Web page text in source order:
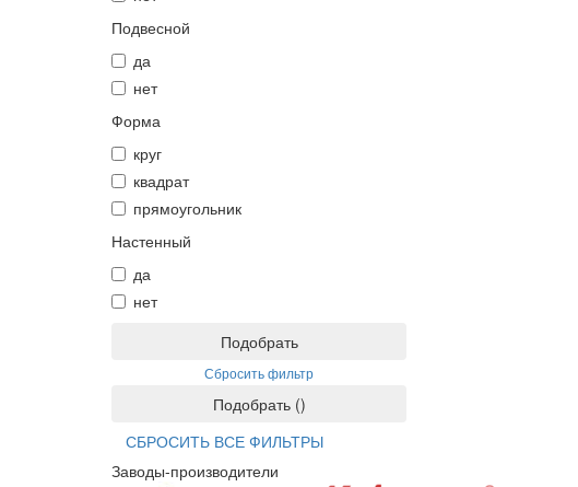
Подвесной
да
нет
Форма
круг
квадрат
прямоугольник
Настенный
да
нет
Подобрать
Сбросить фильтр
Подобрать ()
СБРОСИТЬ ВСЕ ФИЛЬТРЫ
Заводы-производители